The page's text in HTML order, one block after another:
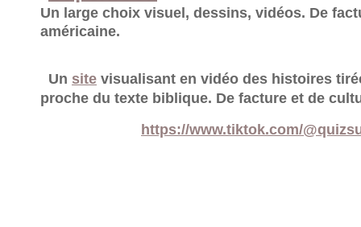
Un large choix visuel, dessins, vidéos. De
américaine.
Un site visualisant en vidéo des histoires
proche du texte biblique. De facture et de
https://www.tiktok.com/